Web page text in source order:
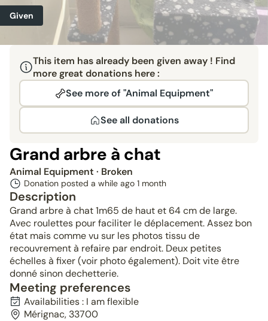
Given
This item has already been given away ! Find
more great donations here :
See more of "Animal Equipment"
See all donations
Grand arbre à chat
Animal Equipment · Broken
Donation posted a while ago 1 month
Description
Grand arbre à chat 1m65 de haut et 64 cm de large.
Avec roulettes pour faciliter le déplacement. Assez bon
état mais comme vu sur les photos tissu de
recouvrement à refaire par endroit. Deux petites
échelles à fixer (voir photo également). Doit vite être
donné sinon dechetterie.
Meeting preferences
Availabilities : I am flexible
Mérignac, 33700